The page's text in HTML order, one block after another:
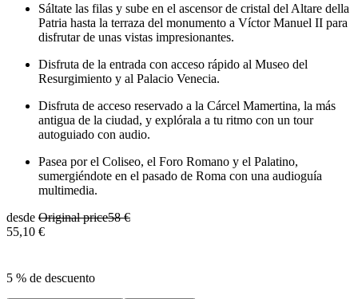
Sáltate las filas y sube en el ascensor de cristal del Altare della
Patria hasta la terraza del monumento a Víctor Manuel II para
disfrutar de unas vistas impresionantes.
Disfruta de la entrada con acceso rápido al Museo del
Resurgimiento y al Palacio Venecia.
Disfruta de acceso reservado a la Cárcel Mamertina, la más
antigua de la ciudad, y explórala a tu ritmo con un tour
autoguiado con audio.
Pasea por el Coliseo, el Foro Romano y el Palatino,
sumergiéndote en el pasado de Roma con una audioguía
multimedia.
desde Original price58 €
55,10 €
5 % de descuento